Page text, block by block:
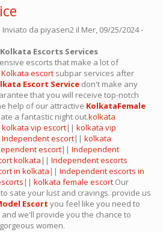
Inviato da piyasen2 il Mer, 09/25/2024 -
Escorts Services
escorts that make a lot of
Kolkata escort subpar services after
Escort Service don't make any
that you will receive top-notch
help of our attractive KolkataFemale
a fantastic night out.kolkata
kolkata vip escort|| kolkata vip
escort|| kolkata
escort|| Independent
kolkata || Independent escorts
in kolkata || Independent escorts in
|| kolkata female escort Our
sate your lust and cravings. provide us
Escort you feel like you need to
we'll provide you the chance to
women.